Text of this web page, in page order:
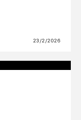
23/2/2026